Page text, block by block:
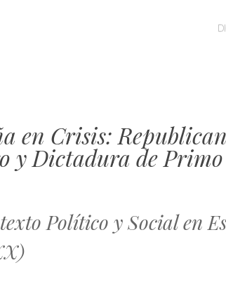
SALTAR
en Crisis:
y Dictadura de
Político y Social en